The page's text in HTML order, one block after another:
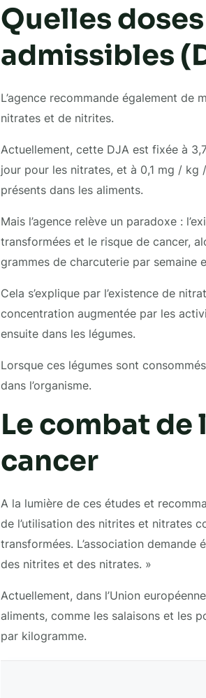
Quelles
admissibles
L’agence recommande également
nitrates et de nitrites.
Actuellement, cette DJA est fixée à
jour pour les nitrates, et à 0,1 mg /
présents dans les aliments.
Mais l’agence relève un paradoxe :
transformées et le risque de cancer,
grammes de charcuterie par semaine
Cela s’explique par l’existence de
concentration augmentée par les
ensuite dans les légumes.
Lorsque ces légumes sont
dans l’organisme.
Le combat
cancer
A la lumière de ces études et
de l’utilisation des nitrites et nitrates
transformées. L’association
des nitrites et des nitrates. »
Actuellement, dans l’Union
aliments, comme les salaisons et les
par kilogramme.